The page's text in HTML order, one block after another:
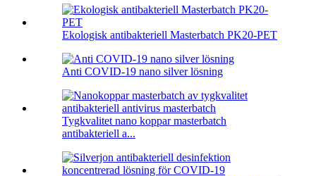
Ekologisk antibakteriell Masterbatch PK20-PET
Anti COVID-19 nano silver lösning
Tygkvalitet nano koppar masterbatch
antibakteriell a...